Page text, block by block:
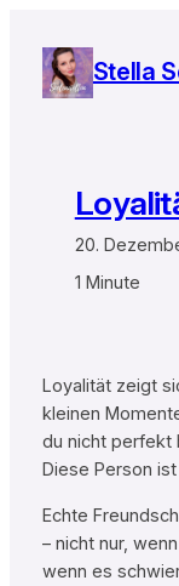
Inhalt
springen
Stella
20.
1 Minute
Loyalität zeigt
kleinen
du nicht perfekt
Diese Person
Echte
– nicht nur,
wenn es